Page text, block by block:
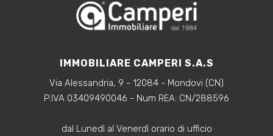
IMMOBILIARE CAMPERI S.A.S
Via Alessandria, 9 - 12084 - Mondovi (CN)
P.IVA 03409490046 - Num REA: CN/288596
dal Lunedì al Venerdì orario di ufficio